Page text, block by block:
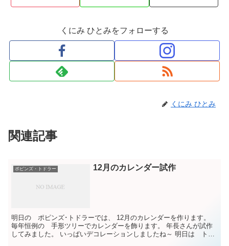
くにみ ひとみをフォローする
くにみ ひとみ
関連記事
ポピンズ・トドラー 12月のカレンダー試作
明日の ポピンズ･トドラーでは、 12月のカレンダーを作ります。
毎年恒例の 手形ツリーでカレンダーを飾ります。 年長さんが試作
してみました。 いっぱいデコレーションしましたね～ 明日は トド